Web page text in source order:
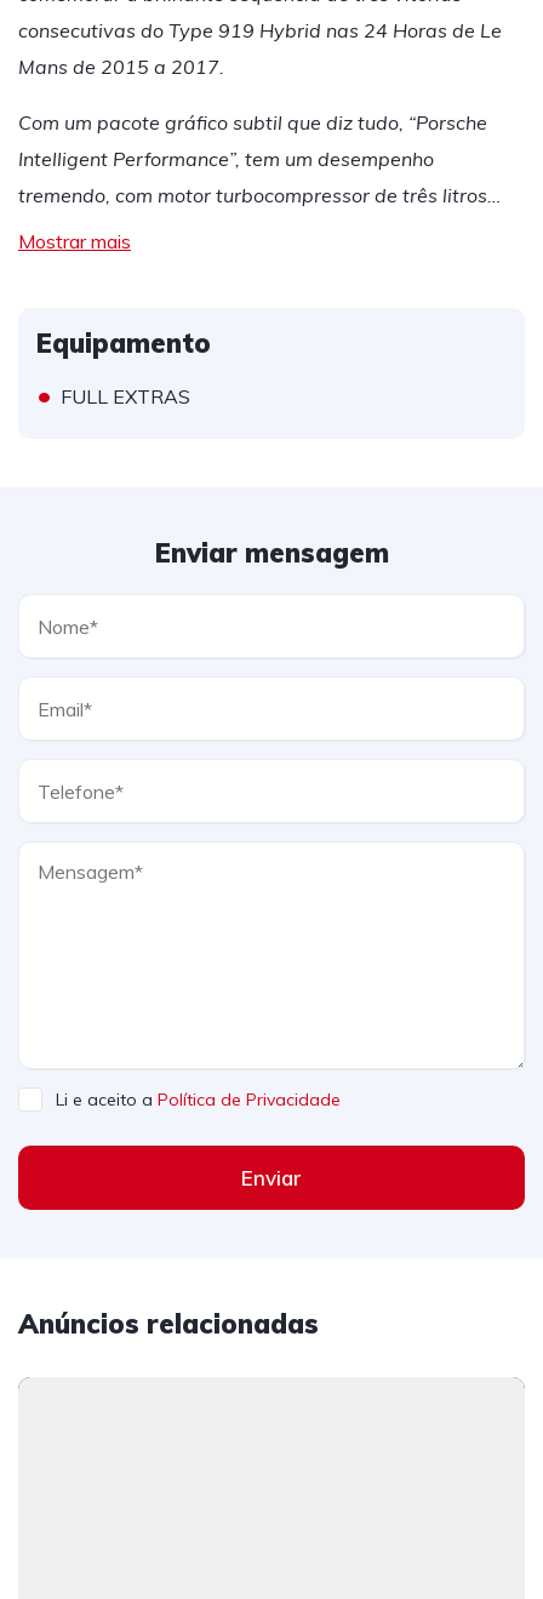
consecutivas do Type 919 Hybrid nas 24 Horas de Le
Mans de 2015 a 2017.
Com um pacote gráfico subtil que diz tudo, “Porsche
Intelligent Performance”, tem um desempenho
tremendo, com motor turbocompressor de três litros…
Mostrar mais
Equipamento
• FULL EXTRAS
Enviar mensagem
Li e aceito a Política de Privacidade
Enviar
Anúncios relacionadas